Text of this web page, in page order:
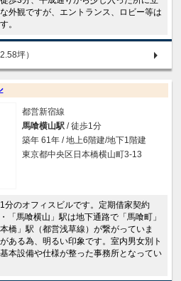
外観ですが、エントランス、ロビー等は
。
坪）
都営新宿線
馬喰横山駅 / 徒歩1分
築年 61年 / 地上6階建/地下1階建
東京都中央区日本橋横山町3-13
分のオフィスビルです。定期借家契約
「馬喰横山」駅は地下通路で「馬喰町」
橋」駅（都営浅草線）が繋がっていま
ある為、明るい印象です。室内男女別ト
本設備や仕様が整った事務所となってい